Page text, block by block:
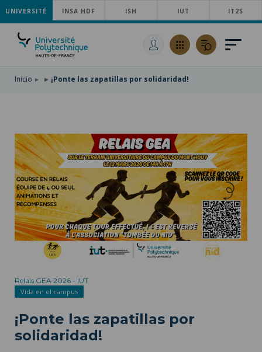
SKIP
TO
MAIN
NAVIGATION
PASAR
AL
CONTENIDO
SKIP
UNIVERSITÉ INSA HDF ISH IUT IT2S
Inicio ¡Ponte las zapatillas por solidaridad!
Relais GEA 2026 - IUT
Vida en el campus
¡Ponte las zapatillas por
solidaridad!